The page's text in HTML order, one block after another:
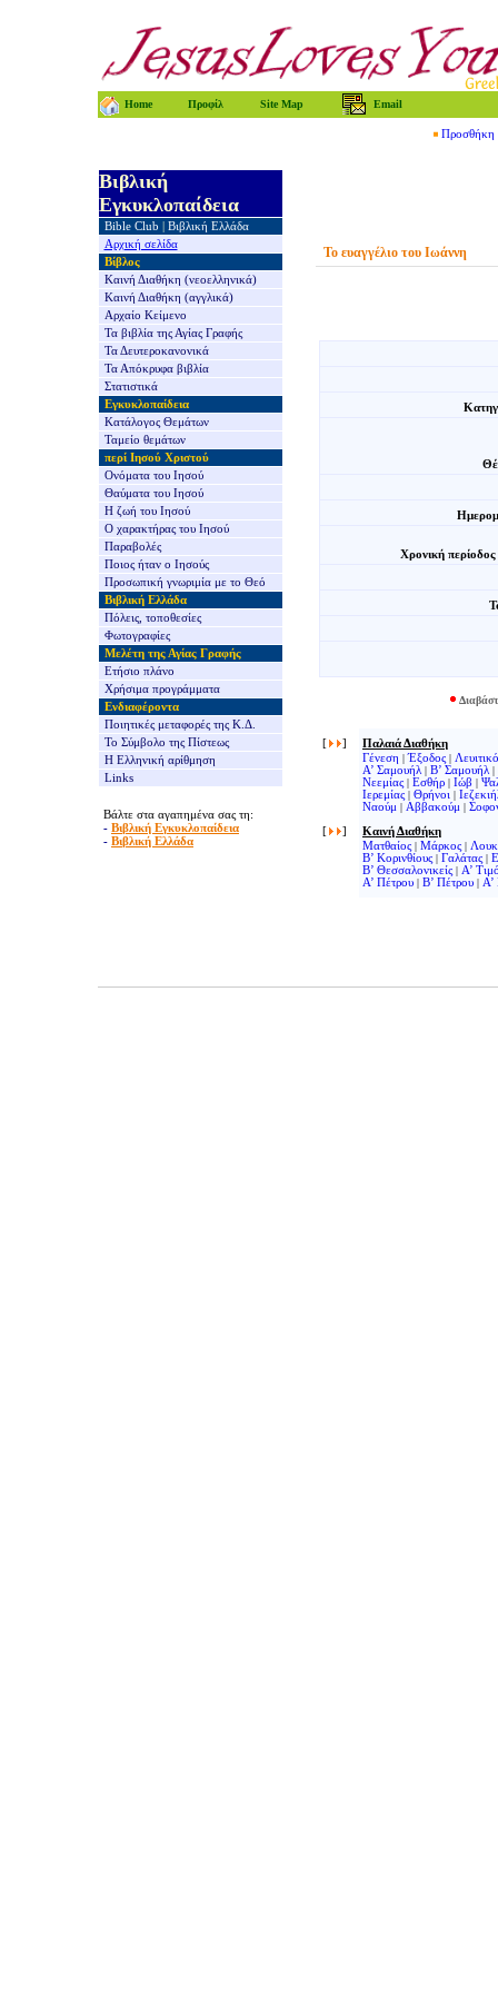
Home Προφίλ Site Map Email
Προσθήκη
Βιβλική
Εγκυκλοπαίδεια
Bible Club
Βιβλική Ελλάδα
Αρχική σελίδα
Βίβλος
Καινή Διαθήκη (νεοελληνικά)
Καινή Διαθήκη (αγγλικά)
Αρχαίο Κείμενο
Τα βιβλία τηςΑγίας Γραφής
Τα Δευτεροκανονικά
Τα Απόκρυφα βιβλία
Στατιστικά
Εγκυκλοπαίδεια
Κατάλογος Θεμάτων
Ταμείο θεμάτων
περί Ιησού Χριστού
Ονόματα του Ιησού
Θαύματα του Ιησού
Η ζωή του Ιησού
Ο χαρακτήρας του Ιησού
Παραβολές
Ποιος ήταν ο Ιησούς
Προσωπική γνωριμία με το Θεό
Βιβλική Ελλάδα
Πόλεις, τοποθεσίες
Φωτογραφίες
Μελέτη της Αγίας Γραφής
Ετήσιο πλάνο
Χρήσιμα προγράμματα
Ενδιαφέροντα
Ποιητικές μεταφορές της Κ.Δ.
Το Σύμβολο της Πίστεως
Η Ελληνική αρίθμηση
Links
Βάλτε στα αγαπημένα σας τη:
- Βιβλική Εγκυκλοπαίδεια
- Βιβλική Ελλάδα
Το ευαγγέλιο του Ιωάννη
Χρονική
[ ]
Παλαιά Διαθήκη
Γένεση |Έξοδος | Λευιτικό
Α’ Σαμουήλ | Β’ Σαμουήλ |
Νεεμίας | Εσθήρ | Ιώβ |
Ιερεμίας | Θρήνοι |
Ναούμ | Αββακούμ |
[
]
Καινή Διαθήκη
Ματθαίος | Μάρκος |
Β’ Κορινθίους | Γαλάτας |
Β’ Θεσσαλονικείς | Α’
Α’ Πέτρου | Β’ Πέτρου | Α’